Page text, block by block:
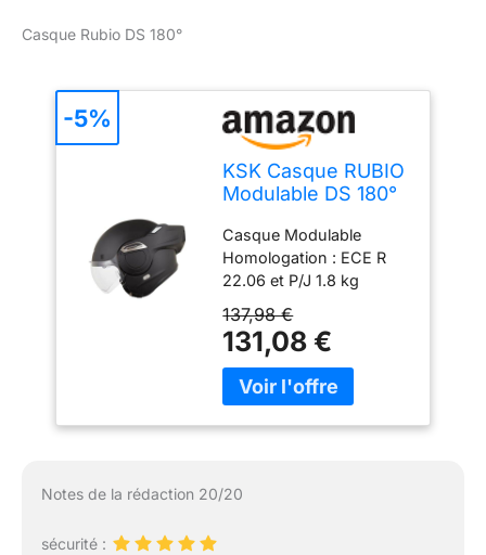
Casque Rubio DS 180°
KSK Casque RUBIO
Modulable DS 180°
Casque Modulable
Homologation : ECE R
22.06 et P/J 1.8 kg
Coque : ABS
137,98 €
131,08 €
-5%
Notes de la rédaction 20/20
sécurité :